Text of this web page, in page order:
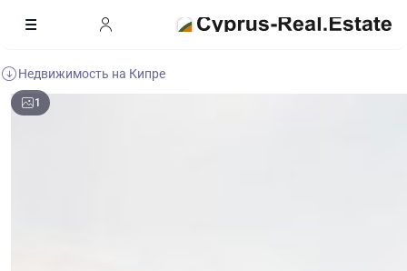
Недвижимость на Кипре
1